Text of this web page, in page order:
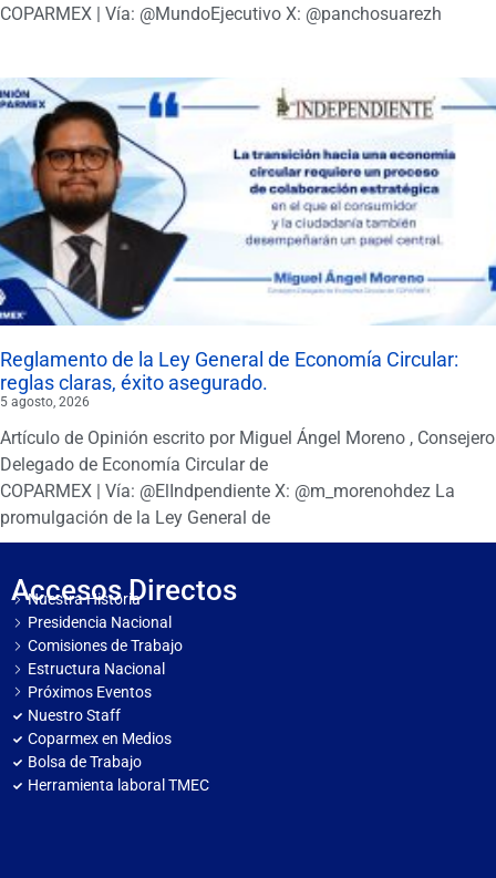
COPARMEX | Vía: @MundoEjecutivo X: @panchosuarezh
Reglamento de la Ley General de Economía Circular:
reglas claras, éxito asegurado.
5 agosto, 2026
Artículo de Opinión escrito por Miguel Ángel Moreno , Consejero
Delegado de Economía Circular de
COPARMEX | Vía: @ElIndpendiente X: @m_morenohdez La
promulgación de la Ley General de
Accesos Directos
Nuestra Historia
Presidencia Nacional
Comisiones de Trabajo
Estructura Nacional
Próximos Eventos
Nuestro Staff
Coparmex en Medios
Bolsa de Trabajo
Herramienta laboral TMEC